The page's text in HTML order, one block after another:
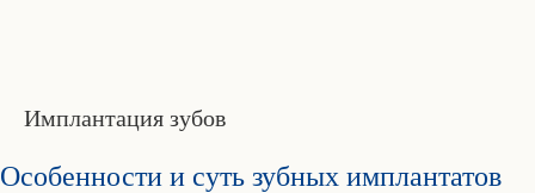
Имплантация зубов
Особенности и суть зубных имплантатов